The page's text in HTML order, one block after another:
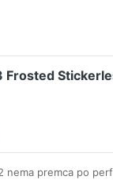
Frosted
nema premca po